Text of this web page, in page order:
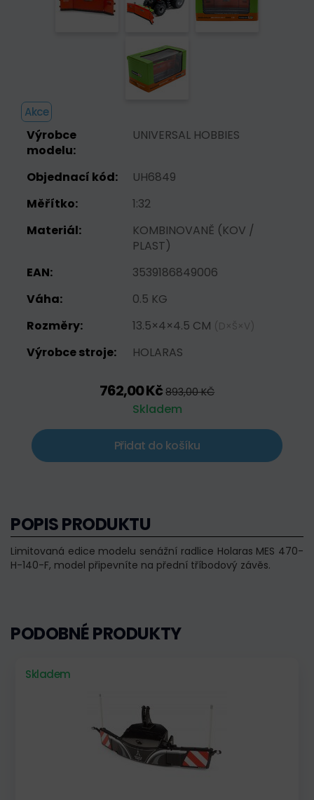
Akce
Výrobce
modelu:
UNIVERSAL HOBBIES
Objednací kód:
UH6849
Měřítko:
1:32
Materiál:
KOMBINOVANĚ (KOV /
PLAST)
EAN:
3539186849006
Váha:
0.5 KG
Rozměry:
13.5×4×4.5 CM (D×Š×V)
Výrobce stroje: HOLARAS
762,00 Kč 893,00 KČ
Skladem
Přidat do košíku
POPIS PRODUKTU
Limitovaná edice modelu senážní radlice Holaras MES 470-
H-140-F, model připevníte na přední tříbodový závěs.
PODOBNÉ PRODUKTY
Skladem